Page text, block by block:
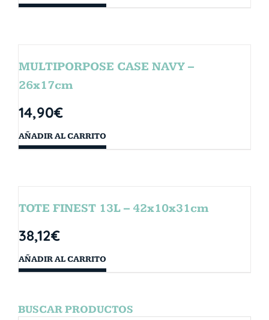
MULTIPORPOSE CASE NAVY –
26x17cm
14,90€
AÑADIR AL CARRITO
TOTE FINEST 13L – 42x10x31cm
38,12€
AÑADIR AL CARRITO
BUSCAR PRODUCTOS